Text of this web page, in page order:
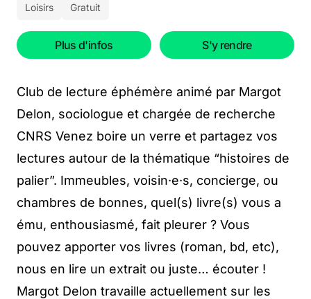
Loisirs Gratuit
Plus d'infos S'y rendre
Club de lecture éphémère animé par Margot
Delon, sociologue et chargée de recherche
CNRS Venez boire un verre et partagez vos
lectures autour de la thématique “histoires de
palier”. Immeubles, voisin·e·s, concierge, ou
chambres de bonnes, quel(s) livre(s) vous a
ému, enthousiasmé, fait pleurer ? Vous
pouvez apporter vos livres (roman, bd, etc),
nous en lire un extrait ou juste… écouter !
Margot Delon travaille actuellement sur les